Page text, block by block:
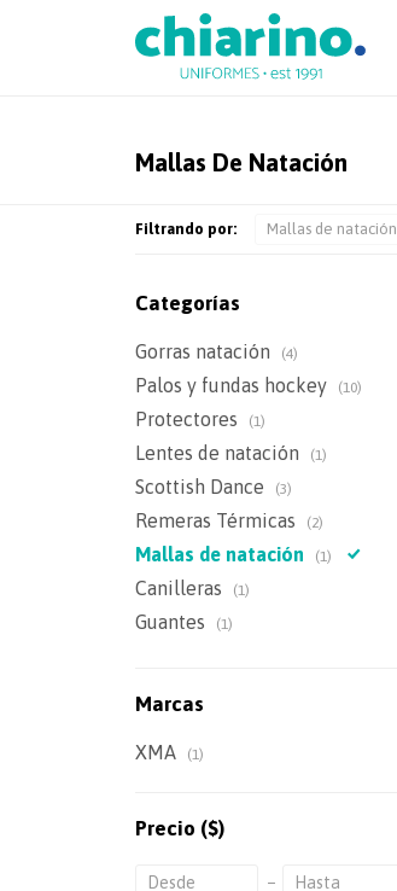
Mallas De Natación
Filtrando por: Mallas de natación
Categorías
Gorras natación (4)
Palos y fundas hockey (10)
Protectores (1)
Lentes de natación (1)
Scottish Dance (3)
Remeras Térmicas (2)
Mallas de natación (1)
Canilleras (1)
Guantes (1)
Marcas
XMA (1)
Precio ($)